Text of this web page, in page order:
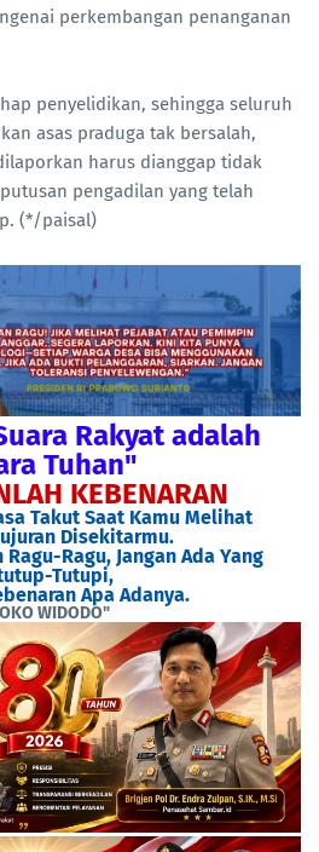
perkembangan penanganan
penyelidikan, sehingga seluruh
asas praduga tak bersalah,
harus dianggap tidak
pengadilan yang telah
(*/paisal)
Rakyat adalah
Tuhan"
KEBENARAN
Takut Saat Kamu Melihat
Disekitarmu.
Ragu, Jangan Ada Yang
Tutupi,
Apa Adanya.
WIDODO"